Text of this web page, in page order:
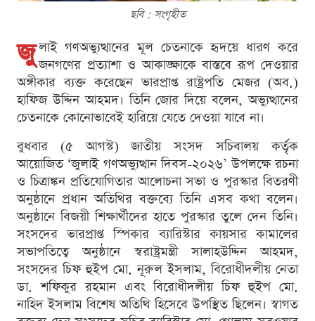
ছবি : সংগৃহীত
জু লাই গণঅভ্যুত্থানের মূল চেতনাকে হৃদয়ে ধারণ করে
জনগণের প্রত্যাশা ও আকাঙ্ক্ষাকে বাস্তবে রূপ দেওয়ার
অঙ্গীকার ব্যক্ত করেছেন ভারপ্রাপ্ত রাষ্ট্রপতি মেজর (অব.)
হাফিজ উদ্দিন আহমদ। তিনি জোর দিয়ে বলেন, অভ্যুত্থানের
চেতনাকে কোনোভাবেই হারিয়ে যেতে দেওয়া যাবে না।
বুধবার (৫ আগস্ট) জাতীয় সংসদ সচিবালয় কর্তৃক
আয়োজিত ‘জুলাই গণঅভ্যুত্থান দিবস-২০২৬’ উপলক্ষে রচনা
ও চিত্রাঙ্কন প্রতিযোগিতার আলোচনা সভা ও পুরস্কার বিতরণী
অনুষ্ঠানে প্রধান অতিথির বক্তব্যে তিনি এসব কথা বলেন।
অনুষ্ঠানে বিজয়ী শিক্ষার্থীদের হাতে পুরস্কার তুলে দেন তিনি।
সংসদের ভারপ্রাপ্ত স্পিকার ব্যারিস্টার কায়সার কামালের
সভাপতিত্বে অনুষ্ঠানে স্বরাষ্ট্রমন্ত্রী সালাহউদ্দিন আহমদ,
সংসদের চিফ হুইপ মো. নূরুল ইসলাম, বিরোধীদলীয় নেতা
ডা. শফিকুর রহমান এবং বিরোধীদলীয় চিফ হুইপ মো.
নাহিদ ইসলাম বিশেষ অতিথি হিসেবে উপস্থিত ছিলেন। স্বাগত